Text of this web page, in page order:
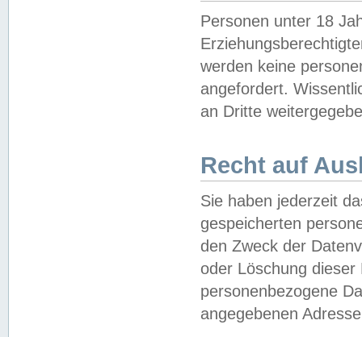
Personen unter 18
werden keine
angefordert.
an Dritte
Recht auf
Sie haben jederzeit
gespeicherten
den Zweck der
oder Löschung
personenbezogene
angegebenen